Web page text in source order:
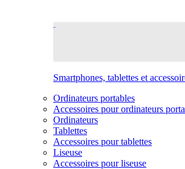
Smartphones, tablettes et
Ordinateurs portables
Accessoires pour ordinateurs
Ordinateurs
Tablettes
Accessoires pour tablettes
Liseuse
Accessoires pour liseuse